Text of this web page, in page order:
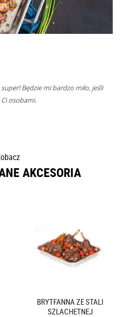
Będzie mi bardzo miło, jeśli
osobami.
AKCESORIA
BRYTFANNA ZE STALI
SZLACHETNEJ